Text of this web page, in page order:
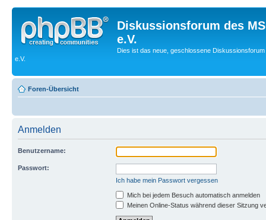
Diskussionsforum des
e.V.
Dies ist das neue, geschlossene
e.V.
Foren-Übersicht
Anmelden
Benutzername:
Passwort:
Ich habe mein Passwort vergessen
Mich bei jedem Besuch automatisch anmelden
Meinen Online-Status während dieser Sitzung